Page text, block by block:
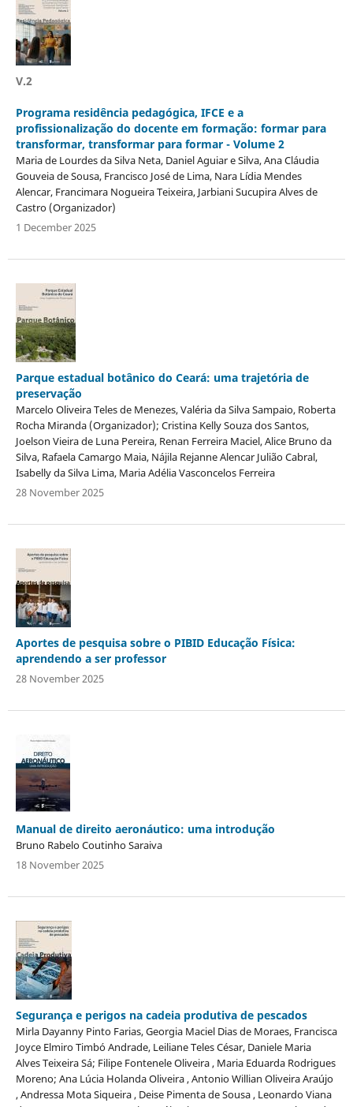
V.2
Programa residência pedagógica, IFCE e a
profissionalização do docente em formação: formar para
transformar, transformar para formar - Volume 2
Maria de Lourdes da Silva Neta, Daniel Aguiar e Silva, Ana Cláudia
Gouveia de Sousa, Francisco José de Lima, Nara Lídia Mendes
Alencar, Francimara Nogueira Teixeira, Jarbiani Sucupira Alves de
Castro (Organizador)
1 December 2025
Parque estadual botânico do Ceará: uma trajetória de
preservação
Marcelo Oliveira Teles de Menezes, Valéria da Silva Sampaio, Roberta
Rocha Miranda (Organizador); Cristina Kelly Souza dos Santos,
Joelson Vieira de Luna Pereira, Renan Ferreira Maciel, Alice Bruno da
Silva, Rafaela Camargo Maia, Nájila Rejanne Alencar Julião Cabral,
Isabelly da Silva Lima, Maria Adélia Vasconcelos Ferreira
28 November 2025
Aportes de pesquisa sobre o PIBID Educação Física:
aprendendo a ser professor
28 November 2025
Manual de direito aeronáutico: uma introdução
Bruno Rabelo Coutinho Saraiva
18 November 2025
Segurança e perigos na cadeia produtiva de pescados
Mirla Dayanny Pinto Farias, Georgia Maciel Dias de Moraes, Francisca
Joyce Elmiro Timbó Andrade, Leiliane Teles César, Daniele Maria
Alves Teixeira Sá; Filipe Fontenele Oliveira , Maria Eduarda Rodrigues
Moreno; Ana Lúcia Holanda Oliveira , Antonio Willian Oliveira Araújo
, Andressa Mota Siqueira , Deise Pimenta de Sousa , Leonardo Viana